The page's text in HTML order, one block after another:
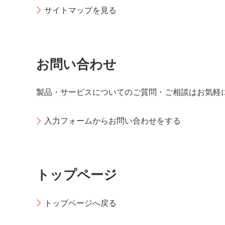
サイトマップを見る
お問い合わせ
製品・サービスについてのご質問・ご相談はお気軽
入力フォームからお問い合わせをする
トップページ
トップページへ戻る